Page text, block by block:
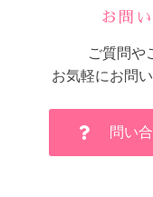
お問
ご質問や
お気軽にお問
問い